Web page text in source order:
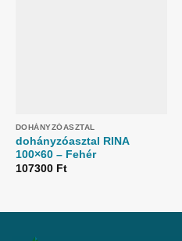
DOHÁNYZÓASZTAL
dohányzóasztal RINA
100×60 – Fehér
107300 Ft